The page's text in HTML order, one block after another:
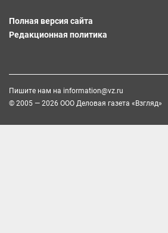
Полная версия сайта
Редакционная политика
Пишите нам на information@vz.ru
© 2005 — 2026 ООО Деловая газета «Взгляд»